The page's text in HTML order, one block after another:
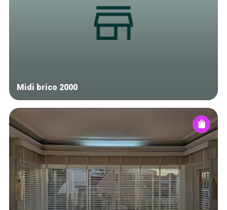
Midi brico 2000